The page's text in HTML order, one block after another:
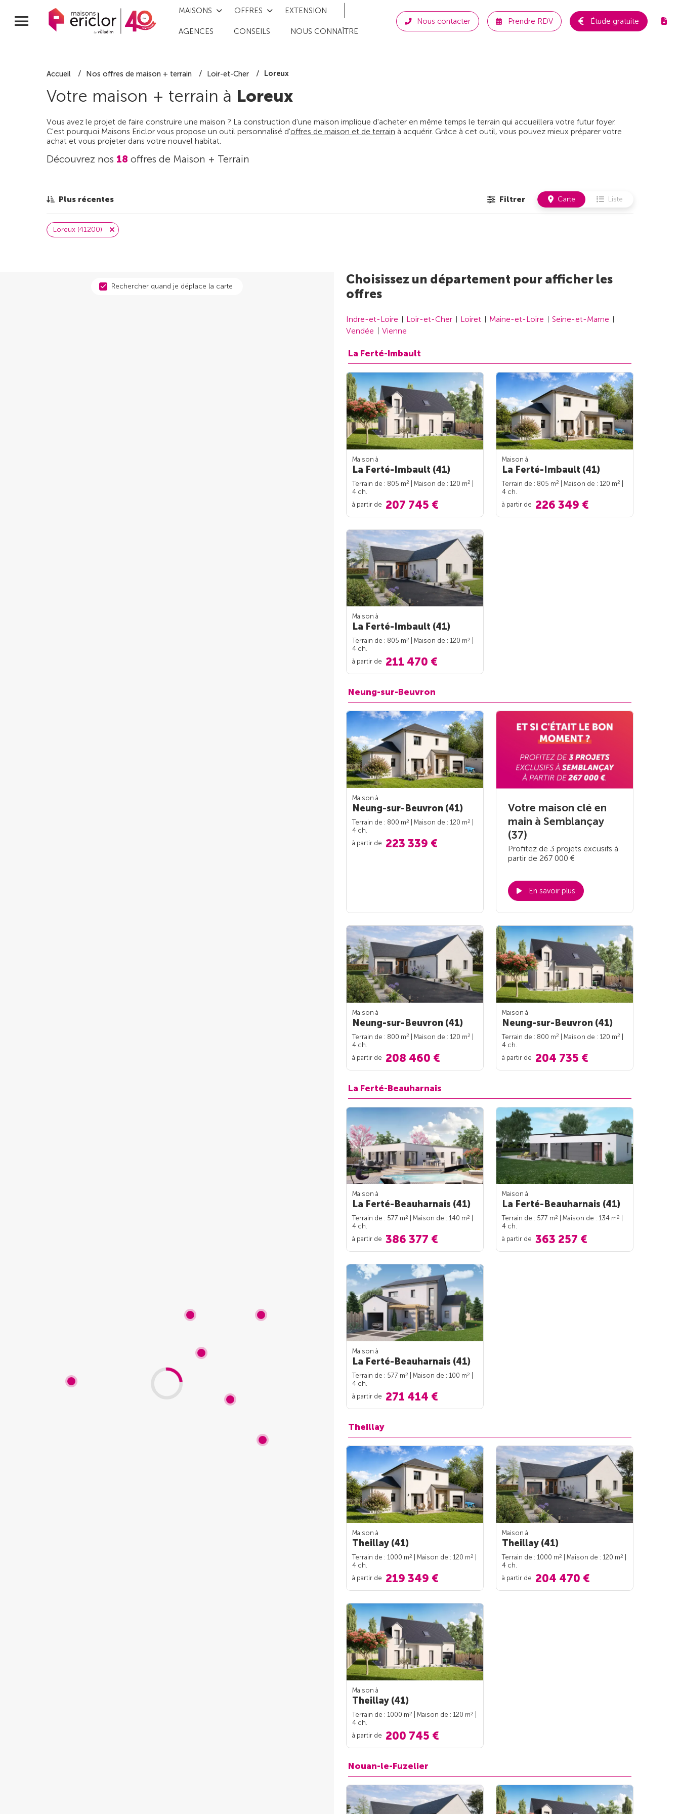
MAISONS OFFRES EXTENSION
AGENCES CONSEILS NOUS CONNAÎTRE
Nous contacter Prendre RDV Étude gratuite
Accueil Nos offres de maison + terrain Loir-et-Cher Loreux
Votre maison + terrain à Loreux
Vous avez le projet de faire construire une maison ? La construction d'une maison implique d'acheter en même temps le terrain qui accueillera votre futur foyer.
C'est pourquoi Maisons Ericlor vous propose un outil personnalisé d'offres de maison et de terrain à acquérir. Grâce à cet outil, vous pouvez mieux préparer votre
achat et vous projeter dans votre nouvel habitat.
Découvrez nos 18 offres de Maison + Terrain
Plus récentes Filtrer Carte Liste
Loreux (41200)
Rechercher quand je déplace la carte
Choisissez un département pour afficher les
offres
Indre-et-Loire Loir-et-Cher Loiret Maine-et-Loire
Seine-et-Marne
Vendée
Vienne
La Ferté-Imbault
Maison à
La Ferté-Imbault (41)
Terrain de : 805 m2 | Maison de : 120 m2
4 ch.
à partir de 207 745 €
Maison à
La Ferté-Imbault (41)
Terrain de : 805 m2 | Maison de : 120 m2
4 ch.
à partir de 226 349 €
Maison à
La Ferté-Imbault (41)
Terrain de : 805 m2 | Maison de : 120 m2
4 ch.
à partir de 211 470 €
Neung-sur-Beuvron
Maison à
Neung-sur-Beuvron (41)
Terrain de : 800 m2 | Maison de : 120 m2
4 ch.
à partir de 223 339 €
Votre maison clé en
main à Semblançay
(37)
Profitez de 3 projets excusifs à
partir de 267 000 €
En savoir plus
Maison à
Neung-sur-Beuvron (41)
Terrain de : 800 m2 | Maison de : 120 m2
4 ch.
à partir de 208 460 €
Maison à
Neung-sur-Beuvron (41)
Terrain de : 800 m2 | Maison de : 120 m2
4 ch.
à partir de 204 735 €
La Ferté-Beauharnais
Maison à
La Ferté-Beauharnais (41)
Terrain de : 577 m2 | Maison de : 140 m2
4 ch.
à partir de 386 377 €
Maison à
La Ferté-Beauharnais (41)
Terrain de : 577 m2 | Maison de : 134 m2
4 ch.
à partir de 363 257 €
Maison à
La Ferté-Beauharnais (41)
Terrain de : 577 m2 | Maison de : 100 m2
4 ch.
à partir de 271 414 €
Theillay
Maison à
Theillay (41)
Terrain de : 1000 m2 | Maison de : 120 m2
4 ch.
à partir de 219 349 €
Maison à
Theillay (41)
Terrain de : 1000 m2 | Maison de : 120 m2
4 ch.
à partir de 204 470 €
Maison à
Theillay (41)
Terrain de : 1000 m2 | Maison de : 120 m2
4 ch.
à partir de 200 745 €
Nouan-le-Fuzelier